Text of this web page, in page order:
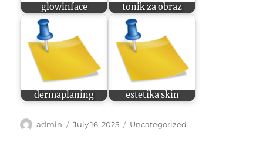
glowinface tonik za obraz
dermaplaning estetika skin
Author
admin
Posted
July 16, 2025 Categories
Uncategorized